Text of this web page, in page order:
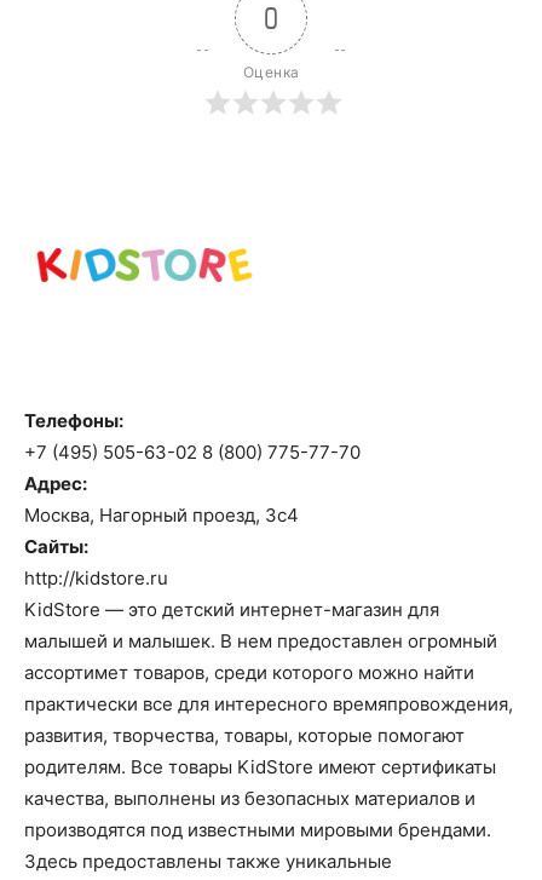
0
Оценка
Телефоны:
+7 (495) 505-63-02 8 (800) 775-77-70
Адрес:
Москва, Нагорный проезд, 3с4
Сайты:
http://kidstore.ru
KidStore — это детский интернет-магазин для
малышей и малышек. В нем предоставлен огромный
ассортимет товаров, среди которого можно найти
практически все для интересного времяпровождения,
развития, творчества, товары, которые помогают
родителям. Все товары KidStore имеют сертификаты
качества, выполнены из безопасных материалов и
производятся под известными мировыми брендами.
Здесь предоставлены также уникальные